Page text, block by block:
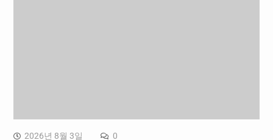
2026년 8월 3일 0